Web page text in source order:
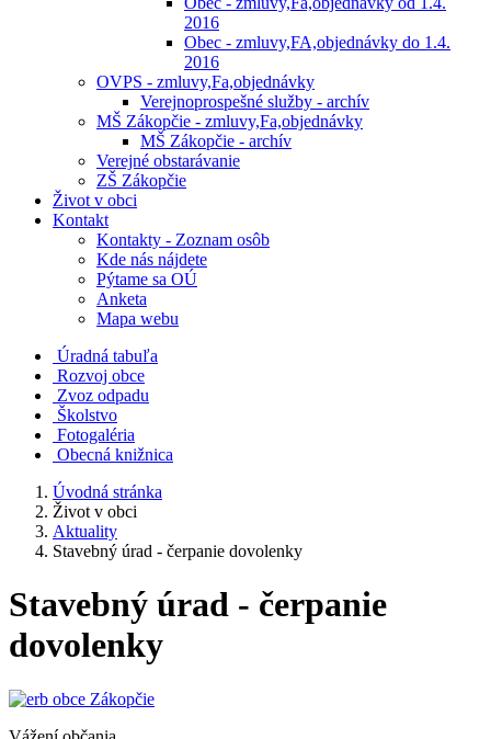
2016
Obec - zmluvy,FA,objednávky do 1.4.
2016
OVPS - zmluvy,Fa,objednávky
Verejnoprospešné služby - archív
MŠ Zákopčie - zmluvy,Fa,objednávky
MŠ Zákopčie - archív
Verejné obstarávanie
ZŠ Zákopčie
Život v obci
Kontakt
Kontakty - Zoznam osôb
Kde nás nájdete
Pýtame sa OÚ
Anketa
Mapa webu
Úradná tabuľa
Rozvoj obce
Zvoz odpadu
Školstvo
Fotogaléria
Obecná knižnica
Úvodná stránka
Život v obci
Aktuality
Stavebný úrad - čerpanie dovolenky
Stavebný úrad - čerpanie
dovolenky